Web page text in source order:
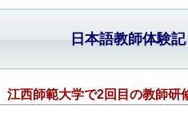
日本語教師体験記
江西師範大学で2回目の教師研